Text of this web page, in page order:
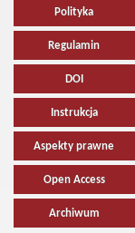
Polityka
Regulamin
DOI
Instrukcja
Aspekty prawne
Open Access
Archiwum